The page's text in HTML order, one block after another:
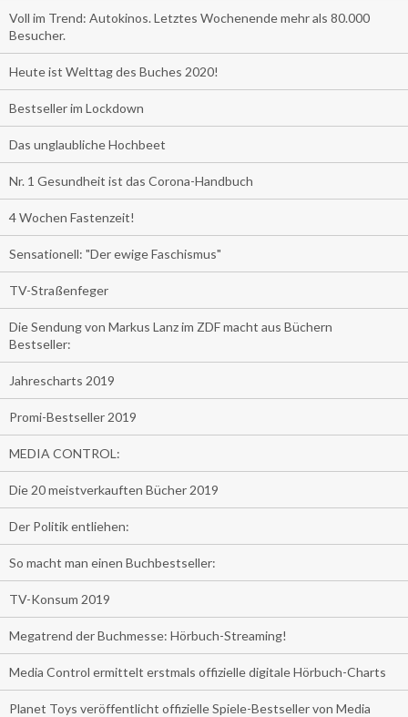
Voll im Trend: Autokinos. Letztes Wochenende mehr als 80.000
Besucher.
Heute ist Welttag des Buches 2020!
Bestseller im Lockdown
Das unglaubliche Hochbeet
Nr. 1 Gesundheit ist das Corona-Handbuch
4 Wochen Fastenzeit!
Sensationell: "Der ewige Faschismus"
TV-Straßenfeger
Die Sendung von Markus Lanz im ZDF macht aus Büchern
Bestseller:
Jahrescharts 2019
Promi-Bestseller 2019
MEDIA CONTROL:
Die 20 meistverkauften Bücher 2019
Der Politik entliehen:
So macht man einen Buchbestseller:
TV-Konsum 2019
Megatrend der Buchmesse: Hörbuch-Streaming!
Media Control ermittelt erstmals offizielle digitale Hörbuch-Charts
Planet Toys veröffentlicht offizielle Spiele-Bestseller von Media